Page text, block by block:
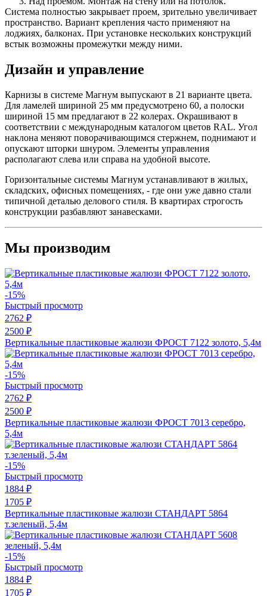
Система полностью закрывает проем, зрительно увеличивает
пространство. Вариант крепления часто применяют на
лоджиях, балконах. При установке нескольких конструкций
встык возможны промежутки между ними.
Дизайн и управление
Карнизы в системе Магнум выпускают в 21 варианте цвета.
Для ламелей шириной 25 мм предусмотрено 60, а полоски
шириной 15 мм предлагают в 22 колерах. Окрашивают в
соответствии с международным каталогом цветов RAL. Угол
наклона меняют поворачивающимся стержнем, поднимают и
опускают шторки шнуром. Элементы управления
располагают слева или справа на удобной высоте.
Горизонтальные системы Магнум устанавливают в жилых,
складских, офисных помещениях, - где они уже давно стали
типичной деталью делового стиля. В квартирах строгость
конструкции разбавляют занавесками.
Мы производим
-15%
Быстрый просмотр
2762 ₽
2500 ₽
Вертикальные пластиковые жалюзи ФРОСТ 7122 золото, 5,4м
-15%
Быстрый просмотр
2762 ₽
2500 ₽
Вертикальные пластиковые жалюзи ФРОСТ 7013 серебро,
5,4м
-15%
Быстрый просмотр
1884 ₽
1705 ₽
Вертикальные пластиковые жалюзи СТАНДАРТ 5864
т.зеленый, 5,4м
-15%
Быстрый просмотр
1884 ₽
1705 ₽